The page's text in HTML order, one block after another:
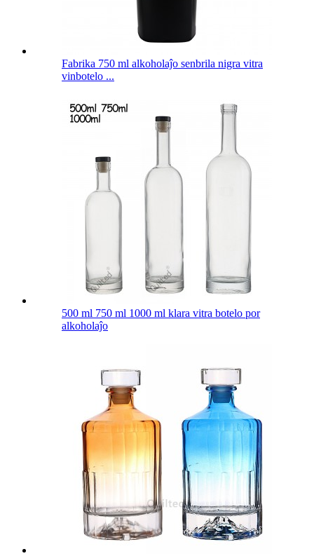
Fabrika 750 ml alkoholaĵo senbrila nigra vitra
vinbotelo ...
500 ml 750 ml 1000 ml klara vitra botelo por
alkoholaĵo